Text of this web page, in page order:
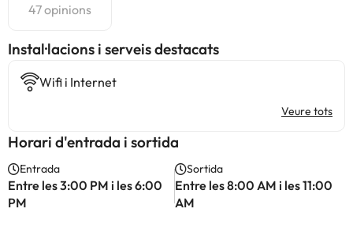
47 opinions
Instal·lacions i serveis destacats
Wifi i Internet
Veure tots
Horari d'entrada i sortida
Entrada
Entre les 3:00 PM i les 6:00
PM
Sortida
Entre les 8:00 AM i les 11:00
AM